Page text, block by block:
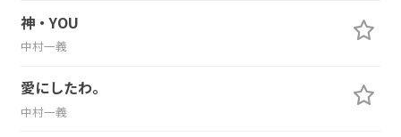
神・YOU
中村一義
愛にしたわ。
中村一義